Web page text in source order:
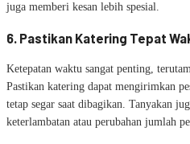
juga memberi kesan lebih spesial.
6. Pastikan Katering Tepat
Ketepatan waktu sangat penting,
Pastikan katering dapat mengirimkan
tetap segar saat dibagikan. Tanyakan
keterlambatan atau perubahan jumlah